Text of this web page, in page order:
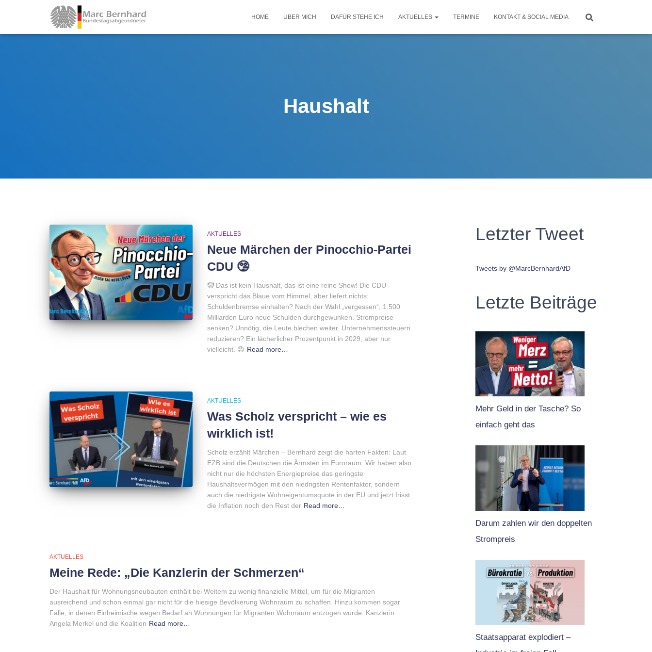
HOME ÜBER MICH DAFÜR STEHE ICH AKTUELLES TERMINE KONTAKT & SOCIAL MEDIA
Haushalt
AKTUELLES
Neue Märchen der Pinocchio-Partei
CDU 🤥
🤡 Das ist kein Haushalt, das ist eine reine Show! Die CDU
verspricht das Blaue vom Himmel, aber liefert nichts:
Schuldenbremse einhalten? Nach der Wahl „vergessen“, 1.500
Milliarden Euro neue Schulden durchgewunken. Strompreise
senken? Unnötig, die Leute blechen weiter. Unternehmenssteuern
reduzieren? Ein lächerlicher Prozentpunkt in 2029, aber nur
vielleicht. 😡 Read more…
AKTUELLES
Was Scholz verspricht – wie es
wirklich ist!
Scholz erzählt Märchen – Bernhard zeigt die harten Fakten: Laut
EZB sind die Deutschen die Ärmsten im Euroraum. Wir haben also
nicht nur die höchsten Energiepreise das geringste
Haushaltsvermögen mit den niedrigsten Rentenfaktor, sondern
auch die niedrigste Wohneigentumsquote in der EU und jetzt frisst
die Inflation noch den Rest der Read more…
AKTUELLES
Meine Rede: „Die Kanzlerin der Schmerzen“
Der Haushalt für Wohnungsneubauten enthält bei Weitem zu wenig finanzielle Mittel, um für die Migranten
ausreichend und schon einmal gar nicht für die hiesige Bevölkerung Wohnraum zu schaffen. Hinzu kommen sogar
Fälle, in denen Einheimische wegen Bedarf an Wohnungen für Migranten Wohnraum entzogen wurde. Kanzlerin
Angela Merkel und die Koalition Read more…
Letzter Tweet
Tweets by @MarcBernhardAfD
Letzte Beiträge
Mehr Geld in der Tasche? So
einfach geht das
Darum zahlen wir den doppelten
Strompreis
Staatsapparat explodiert –